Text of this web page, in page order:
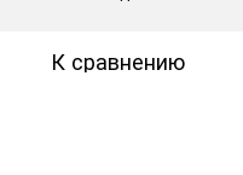
К сравнению